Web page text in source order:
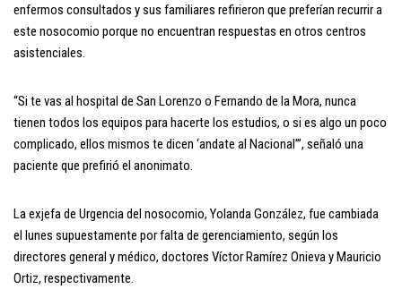
enfermos consultados y sus familiares refirieron que preferían recurrir a
este nosocomio porque no encuentran respuestas en otros centros
asistenciales.
“Si te vas al hospital de San Lorenzo o Fernando de la Mora, nunca
tienen todos los equipos para hacerte los estudios, o si es algo un poco
complicado, ellos mismos te dicen ‘andate al Nacional’”, señaló una
paciente que prefirió el anonimato.
La exjefa de Urgencia del nosocomio, Yolanda González, fue cambiada
el lunes supuestamente por falta de gerenciamiento, según los
directores general y médico, doctores Víctor Ramírez Onieva y Mauricio
Ortiz, respectivamente.